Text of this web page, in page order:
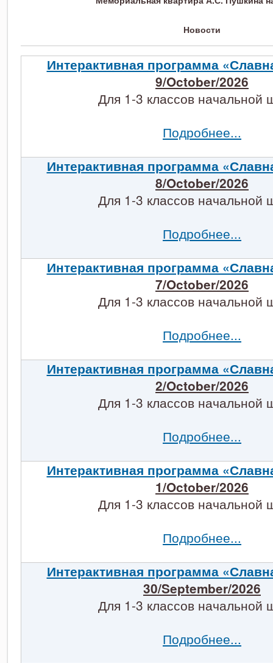
Новости
Интерактивная программа
9/October/2026
Для 1-3 классов начальной
Подробнее...
Интерактивная программа
8/October/2026
Для 1-3 классов начальной
Подробнее...
Интерактивная программа
7/October/2026
Для 1-3 классов начальной
Подробнее...
Интерактивная программа
2/October/2026
Для 1-3 классов начальной
Подробнее...
Интерактивная программа
1/October/2026
Для 1-3 классов начальной
Подробнее...
Интерактивная программа
30/September/2026
Для 1-3 классов начальной
Подробнее...